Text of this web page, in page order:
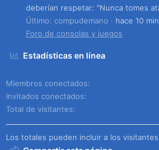
deberían respetar: "Nunca tomes
Último: compudemano
hace 10
Foro de consolas y juegos
Estadísticas en línea
Miembros conectados
Invitados conectados
Total de visitantes
Los totales pueden incluir a los